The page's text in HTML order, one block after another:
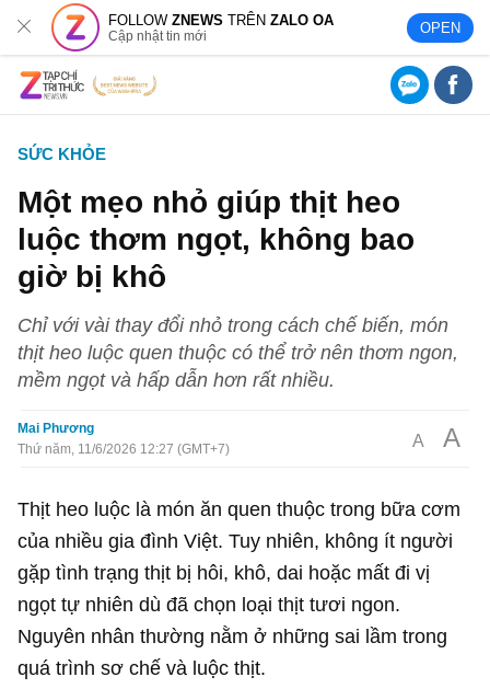
FOLLOWZNEWS TRÊNZALO OA
Cập nhật tin mới OPEN
SỨC KHỎE
Một mẹo nhỏ giúp thịt heo
luộc thơm ngọt, không bao
giờ bị khô
Chỉ với vài thay đổi nhỏ trong cách chế biến, món
thịt heo luộc quen thuộc có thể trở nên thơm ngon,
mềm ngọt và hấp dẫn hơn rất nhiều.
Mai Phương
Thứ năm, 11/6/2026 12:27 (GMT+7)
A A
Thịt heo luộc là món ăn quen thuộc trong bữa cơm
của nhiều gia đình Việt. Tuy nhiên, không ít người
gặp tình trạng thịt bị hôi, khô, dai hoặc mất đi vị
ngọt tự nhiên dù đã chọn loại thịt tươi ngon.
Nguyên nhân thường nằm ở những sai lầm trong
quá trình sơ chế và luộc thịt.